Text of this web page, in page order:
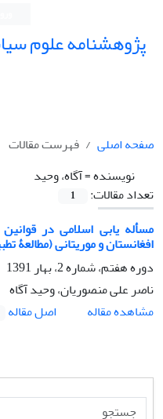
پژوهشنامه علوم
صفحه اصلی
فهرست مقالات
نویسنده =آگاه، وحید
تعداد مقالات:
1
مسأله‏ یابی اسلامی در
افغانستان و موریتانی (مطالعۀ
دوره هفتم، شماره 2، بهار 1391
ناصر علی منصوریان، وحید آگاه
مشاهده مقاله
اصل مقاله